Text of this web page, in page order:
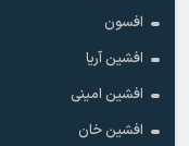
افسون
افشین آریا
افشین امینی
افشین خان